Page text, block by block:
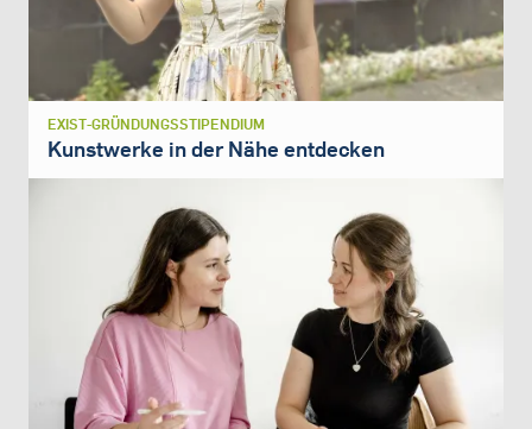
EXIST-GRÜNDUNGSSTIPENDIUM
Kunstwerke in der Nähe entdecken